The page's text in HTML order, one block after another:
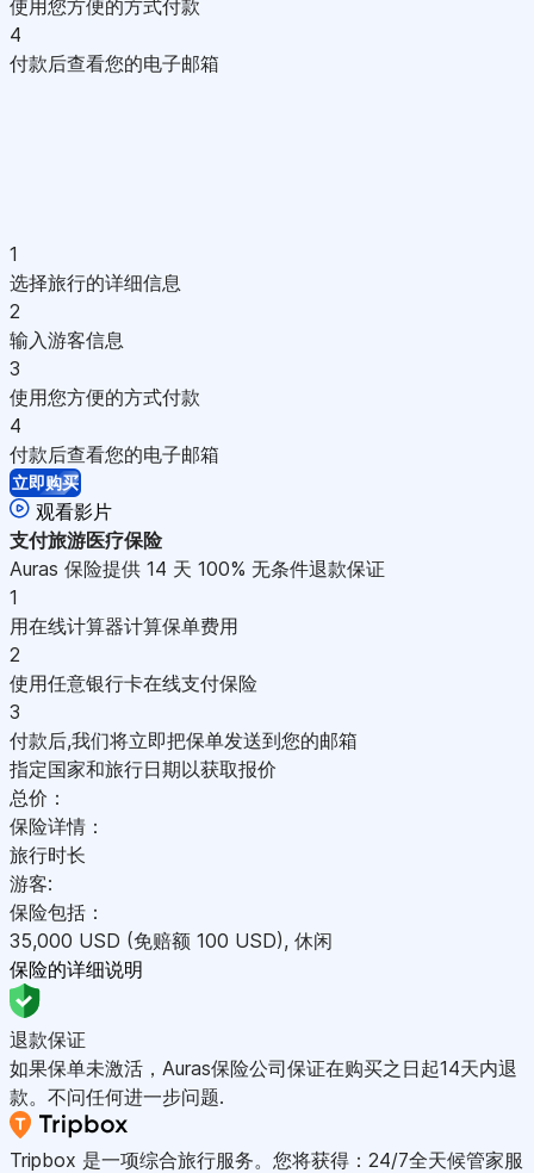
使用您方便的方式付款
4
付款后查看您的电子邮箱
1
选择旅行的详细信息
2
输入游客信息
3
使用您方便的方式付款
4
付款后查看您的电子邮箱
立即购买
观看影片
支付旅游医疗保险
Auras 保险提供 14 天 100% 无条件退款保证
1
用在线计算器计算保单费用
2
使用任意银行卡在线支付保险
3
付款后,我们将立即把保单发送到您的邮箱
指定国家和旅行日期以获取报价
总价：
保险详情：
旅行时长
游客:
保险包括：
35,000 USD (免赔额 100 USD), 休闲
保险的详细说明
退款保证
如果保单未激活，Auras保险公司保证在购买之日起14天内退
款。不问任何进一步问题.
Tripbox 是一项综合旅行服务。您将获得：24/7全天候管家服